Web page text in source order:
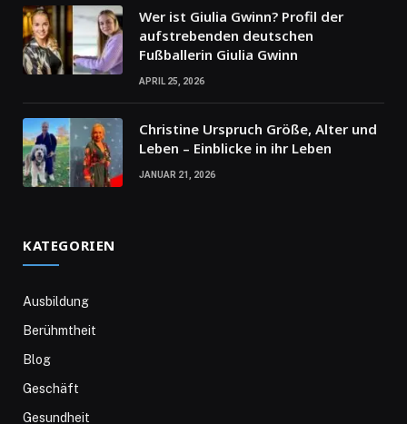
Wer ist Giulia Gwinn? Profil der
aufstrebenden deutschen
Fußballerin Giulia Gwinn
APRIL 25, 2026
Christine Urspruch Größe, Alter und
Leben – Einblicke in ihr Leben
JANUAR 21, 2026
KATEGORIEN
Ausbildung
Berühmtheit
Blog
Geschäft
Gesundheit